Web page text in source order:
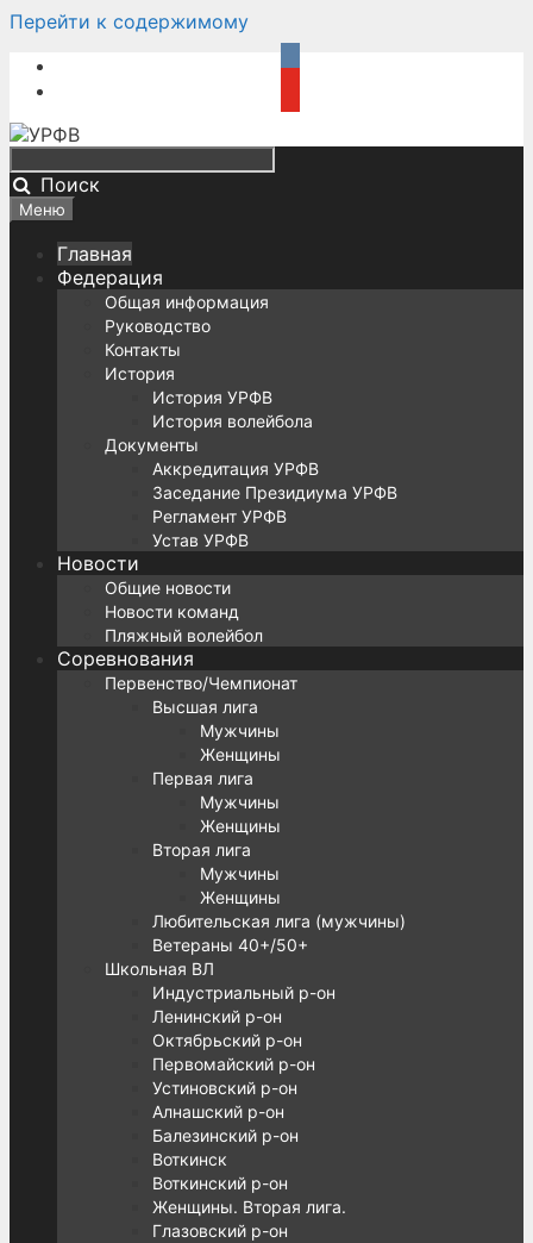
Перейти к содержимому
Поиск
Меню
Главная
Федерация
Общая информация
Руководство
Контакты
История
История УРФВ
История волейбола
Документы
Аккредитация УРФВ
Заседание Президиума УРФВ
Регламент УРФВ
Устав УРФВ
Новости
Общие новости
Новости команд
Пляжный волейбол
Соревнования
Первенство/Чемпионат
Высшая лига
Мужчины
Женщины
Первая лига
Мужчины
Женщины
Вторая лига
Мужчины
Женщины
Любительская лига (мужчины)
Ветераны 40+/50+
Школьная ВЛ
Индустриальный р-он
Ленинский р-он
Октябрьский р-он
Первомайский р-он
Устиновский р-он
Алнашский р-он
Балезинский р-он
Воткинск
Воткинский р-он
Женщины. Вторая лига.
Глазовский р-он